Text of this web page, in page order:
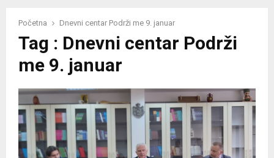
Početna Dnevni centar Podrži me 9. januar
Tag : Dnevni centar Podrži
me 9. januar